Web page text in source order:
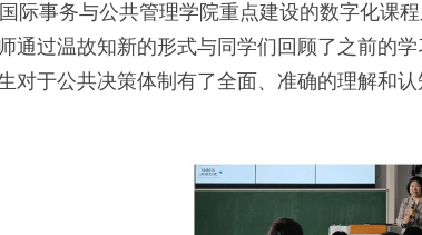
际事务与公共管理学院重点建设的数字化课
通过温故知新的形式与同学们回顾了之前的
对于公共决策体制有了全面、准确的理解和